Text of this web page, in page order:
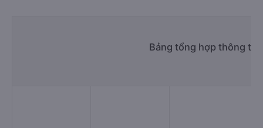
Bảng tổng hợp thông tin